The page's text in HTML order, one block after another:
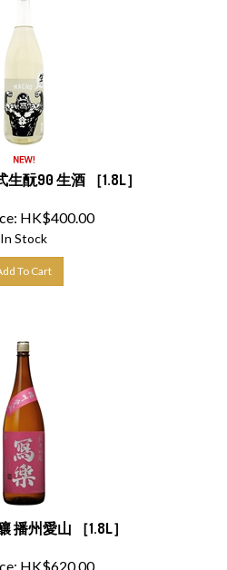
酛90 生酒 ［1.8L］
HK$ 400.00
In Stock
播州愛山 ［1.8L］
HK$ 620.00